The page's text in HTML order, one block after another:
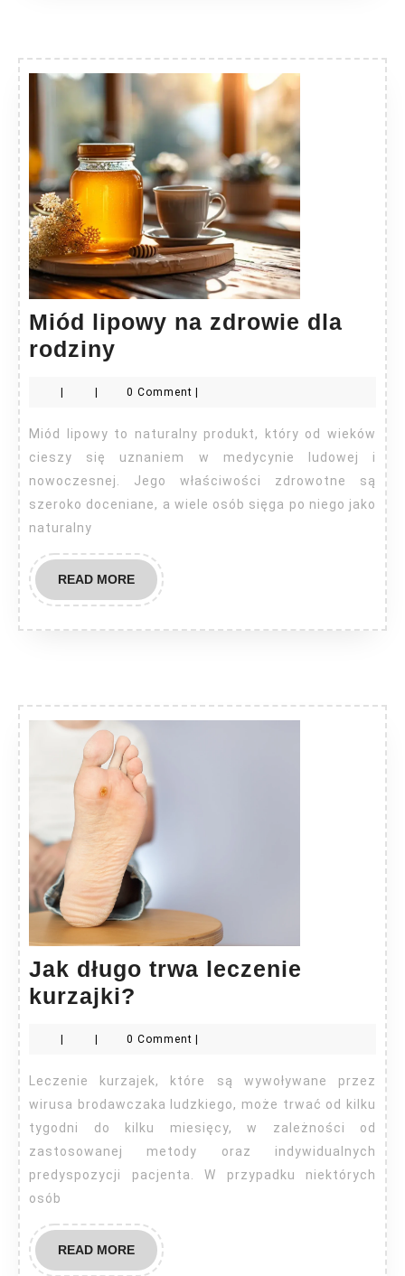
Miód lipowy na zdrowie dla
rodziny
na
zdrowie
dla
rodziny
0 Comment
Miód lipowy to naturalny produkt, który od wieków
cieszy się uznaniem w medycynie ludowej i
nowoczesnej. Jego właściwości zdrowotne są
szeroko doceniane, a wiele osób sięga po niego jako
naturalny
READ MOREREAD
MORE
Jak długo trwa leczenie
kurzajki?
trwa
leczenie
kurzajki?
| | 0 Comment |
wirusa brodawczaka ludzkiego, może trwać od kilku
tygodni do kilku miesięcy, w zależności od
zastosowanej metody oraz indywidualnych
predyspozycji pacjenta. W przypadku niektórych
osób
READ MOREREAD
MORE